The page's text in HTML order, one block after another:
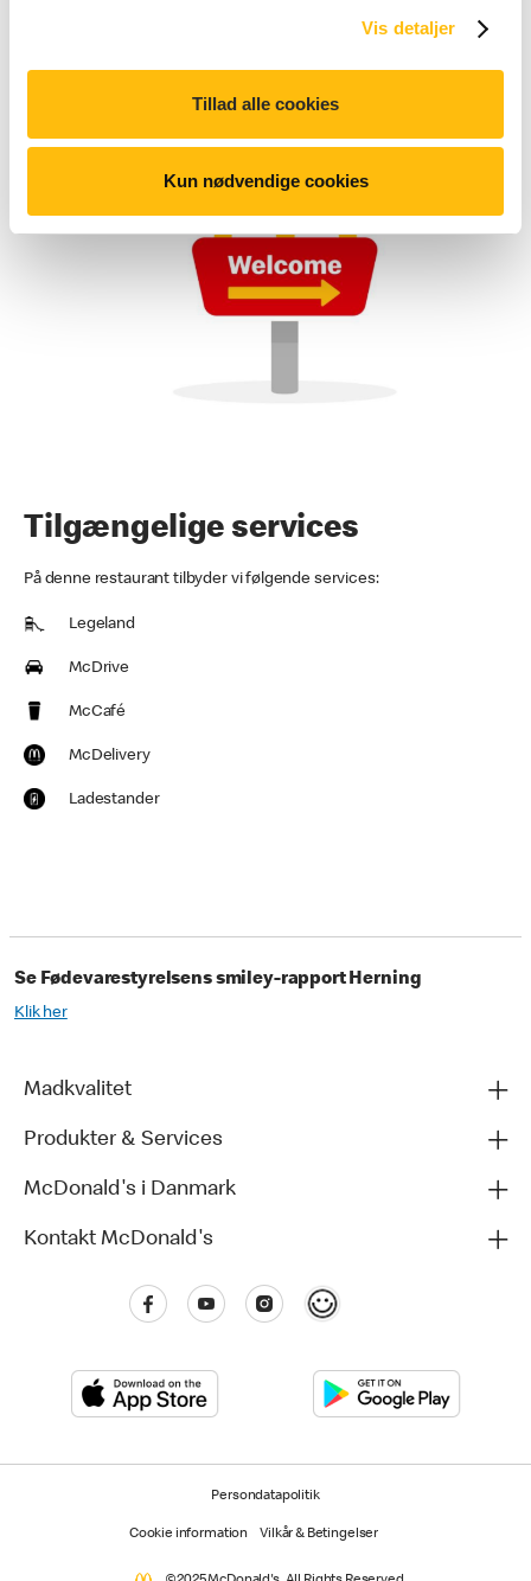
Vis detaljer
Tillad alle cookies
Kun nødvendige cookies
Tilgængelige services
På denne restaurant tilbyder vi følgende services:
Legeland
McDrive
McCafé
McDelivery
Ladestander
Se Fødevarestyrelsens smiley-rapport Herning
Klik her
Madkvalitet
Produkter & Services
McDonald's i Danmark
Kontakt McDonald's
Persondatapolitik
Cookie information Vilkår & Betingelser